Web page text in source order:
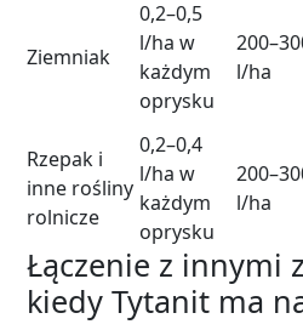
Ziemniak
0,2–0,5
l/ha w
każdym
oprysku
l/ha
Rzepak i
inne rośliny
rolnicze
0,2–0,4
l/ha w
każdym
oprysku
l/ha
Łączenie z innymi
kiedy Tytanit ma